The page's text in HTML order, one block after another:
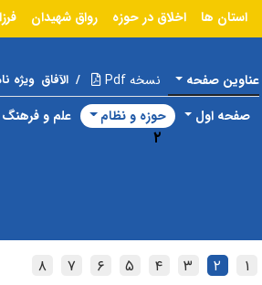
استان ها اخلاق در حوزه رواق شهیدان
عناوین صفحه نسخه Pdf / الآفاق ویژه
صفحه اول حوزه و نظام
۲
علم و فرهنگ
۱ ۲ ۳ ۴ ۵ ۶ ۷ ۸